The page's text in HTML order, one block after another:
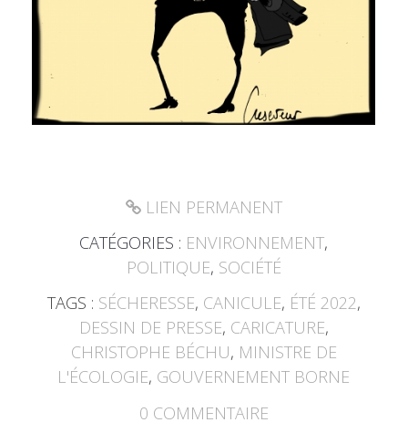
LIEN PERMANENT
CATÉGORIES : ENVIRONNEMENT,
POLITIQUE, SOCIÉTÉ
TAGS : SÉCHERESSE, CANICULE, ÉTÉ 2022,
DESSIN DE PRESSE, CARICATURE,
CHRISTOPHE BÉCHU, MINISTRE DE
L'ÉCOLOGIE, GOUVERNEMENT BORNE
0 COMMENTAIRE